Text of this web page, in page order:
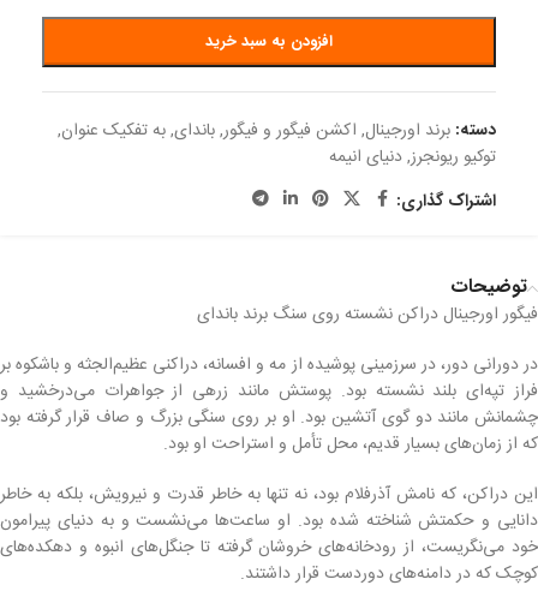
افزودن به سبد خرید
دسته: برند اورجینال, اکشن فیگور و فیگور,باندای,به تفکیک عنوان,
توکیو ریونجرز,دنیای انیمه
اشتراک گذاری:
توضیحات
فیگور اورجینال دراکن نشسته روی سنگ برند باندای
در دورانی دور، در سرزمینی پوشیده از مه و افسانه، دراکنی عظیم‌الجثه و باشکوه بر
فراز تپه‌ای بلند نشسته بود. پوستش مانند زرهی از جواهرات می‌درخشید و
چشمانش مانند دو گوی آتشین بود. او بر روی سنگی بزرگ و صاف قرار گرفته بود
که از زمان‌های بسیار قدیم، محل تأمل و استراحت او بود.
این دراکن، که نامش آذرفلام بود، نه تنها به خاطر قدرت و نیرویش، بلکه به خاطر
دانایی و حکمتش شناخته شده بود. او ساعت‌ها می‌نشست و به دنیای پیرامون
خود می‌نگریست، از رودخانه‌های خروشان گرفته تا جنگل‌های انبوه و دهکده‌های
کوچک که در دامنه‌های دوردست قرار داشتند.